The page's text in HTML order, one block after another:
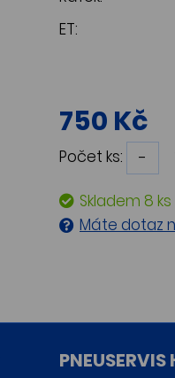
ET:
750 Kč
Počet ks: -
Skladem 8 ks
Máte dotaz